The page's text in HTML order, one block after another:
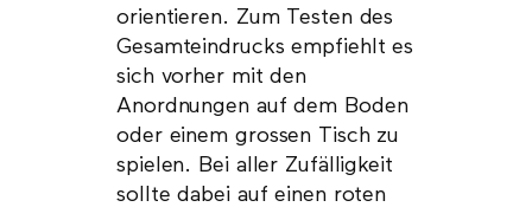
orientieren. Zum Testen des
Gesamteindrucks empfiehlt es
sich vorher mit den
Anordnungen auf dem Boden
oder einem grossen Tisch zu
spielen. Bei aller Zufälligkeit
sollte dabei auf einen roten